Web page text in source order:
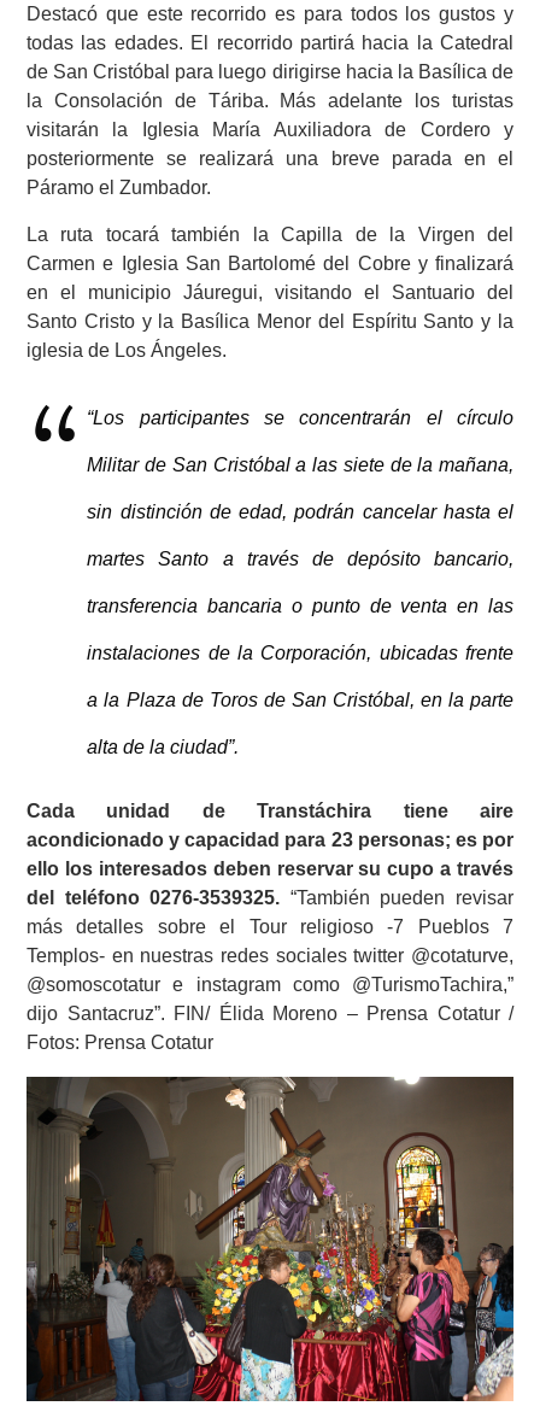
Destacó que este recorrido es para todos los gustos y
todas las edades. El recorrido partirá hacia la Catedral
de San Cristóbal para luego dirigirse hacia la Basílica de
la Consolación de Táriba. Más adelante los turistas
visitarán la Iglesia María Auxiliadora de Cordero y
posteriormente se realizará una breve parada en el
Páramo el Zumbador.
La ruta tocará también la Capilla de la Virgen del
Carmen e Iglesia San Bartolomé del Cobre y finalizará
en el municipio Jáuregui, visitando el Santuario del
Santo Cristo y la Basílica Menor del Espíritu Santo y la
iglesia de Los Ángeles.
“Los participantes se concentrarán el círculo
Militar de San Cristóbal a las siete de la mañana,
sin distinción de edad, podrán cancelar hasta el
martes Santo a través de depósito bancario,
transferencia bancaria o punto de venta en las
instalaciones de la Corporación, ubicadas frente
a la Plaza de Toros de San Cristóbal, en la parte
alta de la ciudad”.
Cada unidad de Transtáchira tiene aire
acondicionado y capacidad para 23 personas; es por
ello los interesados deben reservar su cupo a través
del teléfono 0276-3539325. “También pueden revisar
más detalles sobre el Tour religioso -7 Pueblos 7
Templos- en nuestras redes sociales twitter @cotaturve,
@somoscotatur e instagram como @TurismoTachira,”
dijo Santacruz”. FIN/ Élida Moreno – Prensa Cotatur /
Fotos: Prensa Cotatur